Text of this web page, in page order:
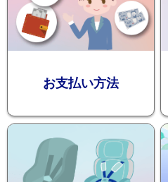
お支払い方法